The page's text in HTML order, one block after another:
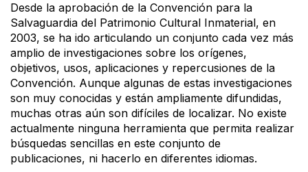
Desde la aprobación de la Convención para la
Salvaguardia del Patrimonio Cultural Inmaterial, en
2003, se ha ido articulando un conjunto cada vez más
amplio de investigaciones sobre los orígenes,
objetivos, usos, aplicaciones y repercusiones de la
Convención. Aunque algunas de estas investigaciones
son muy conocidas y están ampliamente difundidas,
muchas otras aún son difíciles de localizar. No existe
actualmente ninguna herramienta que permita realizar
búsquedas sencillas en este conjunto de
publicaciones, ni hacerlo en diferentes idiomas.